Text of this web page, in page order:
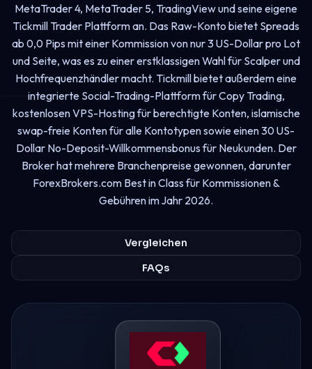
MetaTrader 4, MetaTrader 5, TradingView und seine eigene
Tickmill Trader Plattform an. Das Raw-Konto bietet Spreads
ab 0,0 Pips mit einer Kommission von nur 3 US-Dollar pro Lot
und Seite, was es zu einer erstklassigen Wahl für Scalper und
Hochfrequenzhändler macht. Tickmill bietet außerdem eine
integrierte Social-Trading-Plattform für Copy Trading,
kostenlosen VPS-Hosting für berechtigte Konten, islamische
swap-freie Konten für alle Kontotypen sowie einen 30 US-
Dollar No-Deposit-Willkommensbonus für Neukunden. Der
Broker hat mehrere Branchenpreise gewonnen, darunter
ForexBrokers.com Best in Class für Kommissionen &
Gebühren im Jahr 2026.
Vergleichen
FAQs